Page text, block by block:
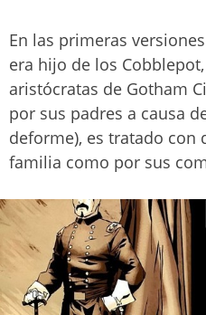
En las primeras
era hijo de los
aristócratas de Gotham
por sus padres a causa
deforme), es tratado con
familia como por sus